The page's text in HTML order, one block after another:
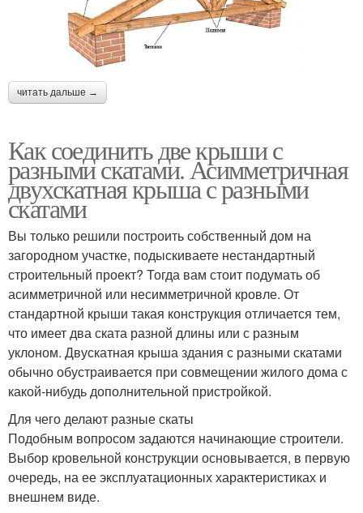
читать дальше →
Как соединить две крыши с
разными скатами. Асимметричная
двухскатная крыша с разными
скатами
Вы только решили построить собственный дом на
загородном участке, подыскиваете нестандартный
строительный проект? Тогда вам стоит подумать об
асимметричной или несимметричной кровле. От
стандартной крыши такая конструкция отличается тем,
что имеет два ската разной длины или с разным
уклоном. Двускатная крыша здания с разными скатами
обычно обустраивается при совмещении жилого дома с
какой-нибудь дополнительной пристройкой.
Для чего делают разные скаты
Подобным вопросом задаются начинающие строители.
Выбор кровельной конструкции основывается, в первую
очередь, на ее эксплуатационных характеристиках и
внешнем виде.